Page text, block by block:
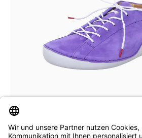
In vielen Größen verfügbar